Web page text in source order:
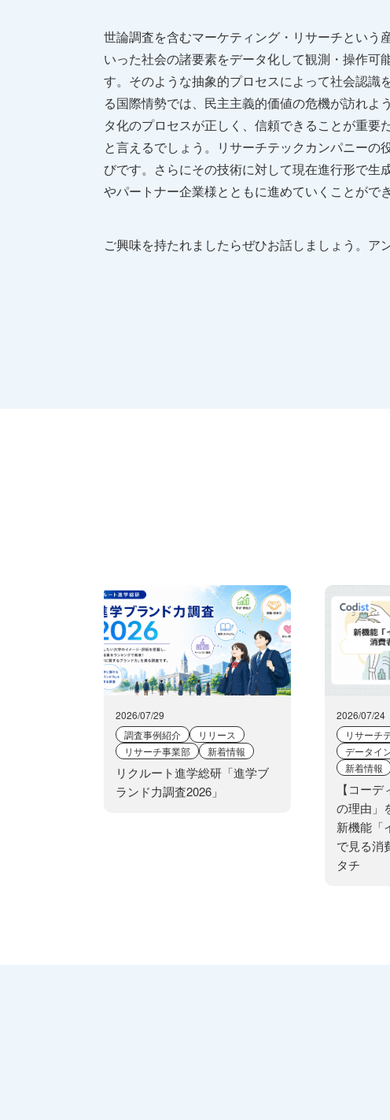
世論調査を含むマーケティング・リサーチという
いった社会の諸要素をデータ化して観測・操作可
す。そのような抽象的プロセスによって社会認
る国際情勢では、民主主義的価値の危機が訪れ
タ化のプロセスが正しく、信頼できることが重
と言えるでしょう。リサーチテックカンパニー
びです。さらにその技術に対して現在進行形で
やパートナー企業様とともに進めていくことがで
ご興味を持たれましたらぜひお話しましょう。ア
2026/07/29
調査事例紹介
リリース
リサーチ事業部
新着情報
リクルート進学総研「進学ブ
ランド力調査2026」
2026/07/24
リサーチ
データイ
新着情報
【コー
の理由」
新機能「
で見る消
タチ